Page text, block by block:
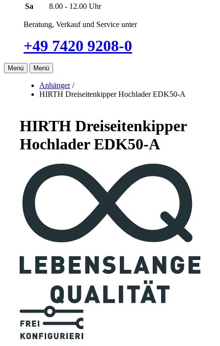
Sa
8.00 - 12.00 Uhr
Beratung, Verkauf und Service unter
+49 7420 9208-0
Menü Menü
Anhänger /
HIRTH Dreiseitenkipper Hochlader EDK50-A
HIRTH Dreiseitenkipper
Hochlader EDK50-A